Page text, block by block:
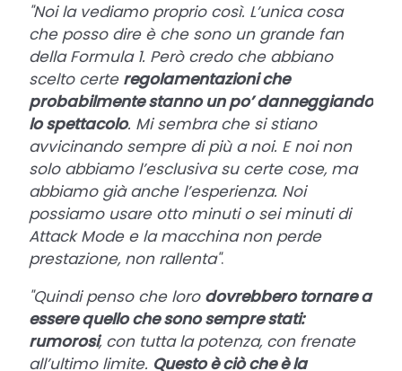
"Noi la vediamo proprio così. L’unica cosa
che posso dire è che sono un grande fan
della Formula 1. Però credo che abbiano
scelto certe regolamentazioni che
probabilmente stanno un po’ danneggiando
lo spettacolo. Mi sembra che si stiano
avvicinando sempre di più a noi. E noi non
solo abbiamo l’esclusiva su certe cose, ma
abbiamo già anche l’esperienza. Noi
possiamo usare otto minuti o sei minuti di
Attack Mode e la macchina non perde
prestazione, non rallenta".
"Quindi penso che loro dovrebbero tornare a
essere quello che sono sempre stati:
rumorosi, con tutta la potenza, con frenate
all’ultimo limite. Questo è ciò che è la